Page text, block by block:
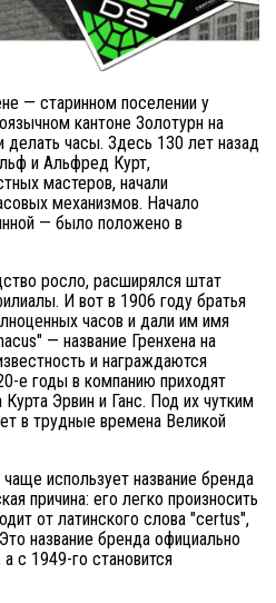
— старинном поселении у
кантоне Золотурн на
часы. Здесь 130 лет назад
и Альфред Курт,
мастеров, начали
механизмов. Начало
— было положено в
росло, расширялся штат
И вот в 1906 году братья
часов и дали им имя
— название Гренхена на
и награждаются
е годы в компанию приходят
Эрвин и Ганс. Под их чутким
в трудные времена Великой
использует название бренда
причина: его легко произносить
от латинского слова "certus",
название бренда официально
с 1949-го становится